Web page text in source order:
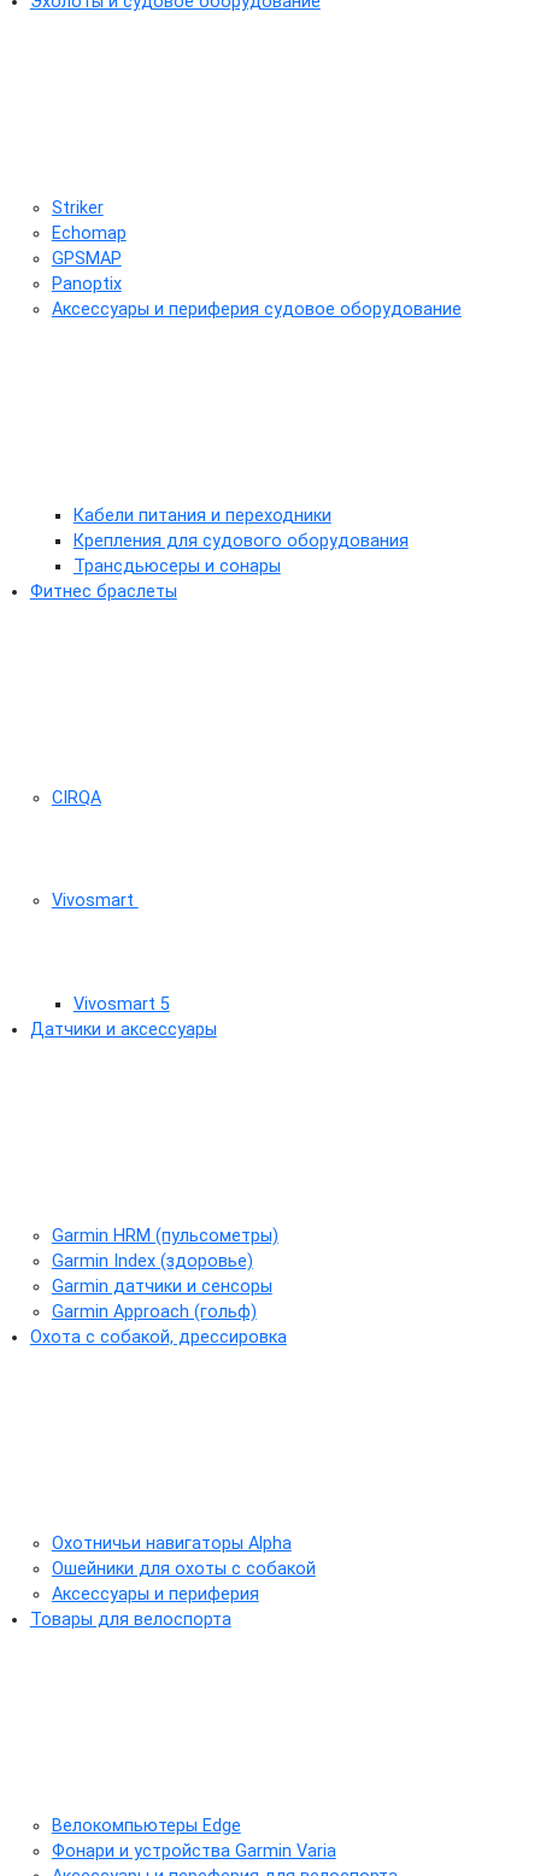
Striker
Echomap
GPSMAP
Panoptix
Аксессуары и периферия судовое оборудование
Кабели питания и переходники
Крепления для судового оборудования
Трансдьюсеры и сонары
Фитнес браслеты
CIRQA
Vivosmart
Vivosmart 5
Датчики и аксессуары
Garmin HRM (пульсометры)
Garmin Index (здоровье)
Garmin датчики и сенсоры
Garmin Approach (гольф)
Охота с собакой, дрессировка
Охотничьи навигаторы Alpha
Ошейники для охоты с собакой
Аксессуары и периферия
Товары для велоспорта
Велокомпьютеры Edge
Фонари и устройства Garmin Varia